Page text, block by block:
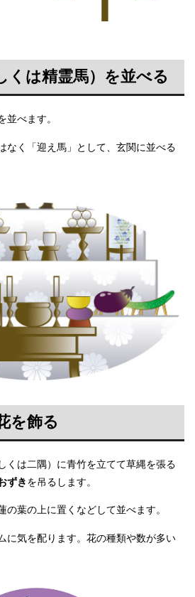
くは精霊馬）を並べる
並べます。
なく「迎え馬」として、玄関に並べる
を飾る
くは二隅）に青竹を立てて草縄を張る
ずきを吊るします。
の葉の上に置くなどして並べます。
に気を配ります。花の種類や数が多い